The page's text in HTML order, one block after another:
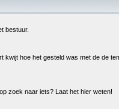
bestuur.
kwijt hoe het gesteld was met de de
zoek naar iets? Laat het hier weten!